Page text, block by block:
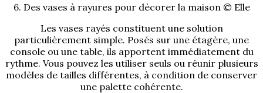
6. Des vases à rayures pour décorer la maison © Elle
Les vases rayés constituent une solution
particulièrement simple. Posés sur une étagère, une
console ou une table, ils apportent immédiatement du
rythme. Vous pouvez les utiliser seuls ou réunir plusieurs
modèles de tailles différentes, à condition de conserver
une palette cohérente.